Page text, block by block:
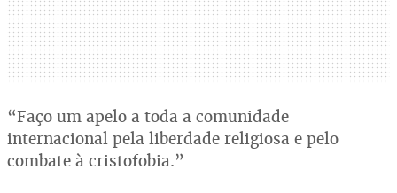
“Faço um apelo a toda a comunidade
internacional pela liberdade religiosa e pelo
combate à cristofobia.”